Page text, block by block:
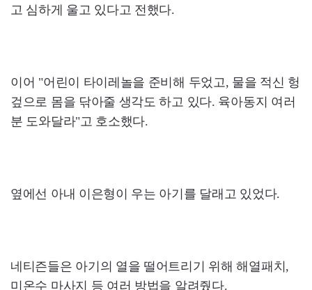
고 심하게 울고 있다고 전했다.
이어 "어린이 타이레놀을 준비해 두었고, 물을 적신 헝
겊으로 몸을 닦아줄 생각도 하고 있다. 육아동지 여러
분 도와달라"고 호소했다.
옆에선 아내 이은형이 우는 아기를 달래고 있었다.
네티즌들은 아기의 열을 떨어트리기 위해 해열패치,
미온수 마사지 등 여러 방법을 알려줬다.